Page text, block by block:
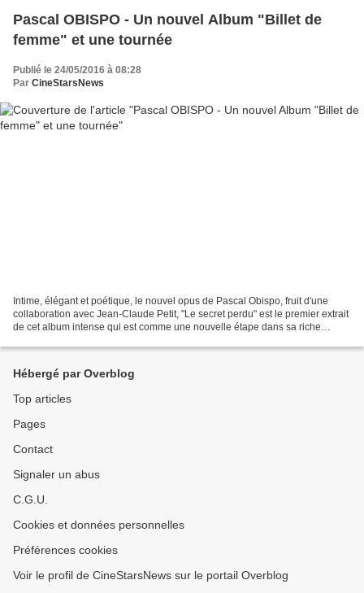
Pascal OBISPO - Un nouvel Album "Billet de
femme" et une tournée
Publié le 24/05/2016 à 08:28
Par CineStarsNews
Intime, élégant et poétique, le nouvel opus de Pascal Obispo, fruit d'une
collaboration avec Jean-Claude Petit, "Le secret perdu" est le premier extrait
de cet album intense qui est comme une nouvelle étape dans sa riche
Hébergé par Overblog
Top articles
Pages
Contact
Signaler un abus
C.G.U.
Cookies et données personnelles
Préférences cookies
Voir le profil de CineStarsNews sur le portail Overblog